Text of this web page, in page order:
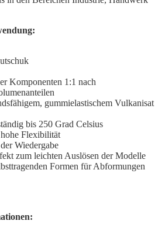
Komponenten 1:1 nach
gummielastischem Vulkanisat
bis 250 Grad Celsius
Flexibilität
Wiedergabe
zum leichten Auslösen der Modelle
Formen für Abformungen